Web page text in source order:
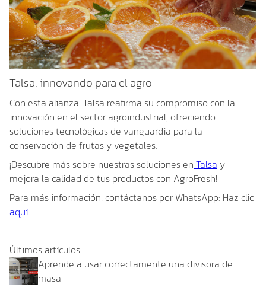
Talsa, innovando para el agro
Con esta alianza, Talsa reafirma su compromiso con la
innovación en el sector agroindustrial, ofreciendo
soluciones tecnológicas de vanguardia para la
conservación de frutas y vegetales.
¡Descubre más sobre nuestras soluciones en Talsa y
mejora la calidad de tus productos con AgroFresh!
Para más información, contáctanos por WhatsApp: Haz clic
aquí.
Últimos artículos
Aprende a usar correctamente una divisora de
masa